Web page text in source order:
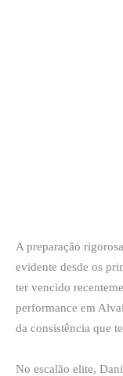
A preparação
evidente desde os
ter vencido
performance em
da consistência que
No escalão elite,